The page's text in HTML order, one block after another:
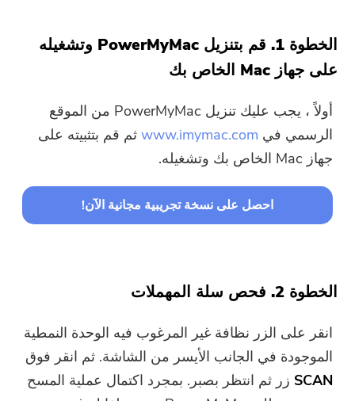
الخطوة 1. قم بتنزيل PowerMyMac وتشغيله
على جهاز Mac الخاص بك
أولاً ، يجب عليك تنزيل PowerMyMac من الموقع
الرسمي في www.imymac.com ثم قم بتثبيته على
جهاز Mac الخاص بك وتشغيله.
احصل على نسخة تجريبية مجانية الآن!
الخطوة 2. فحص سلة المهملات
انقر على الزر نظافة غير المرغوب فيه الوحدة النمطية
الموجودة في الجانب الأيسر من الشاشة. ثم انقر فوق
SCAN زر ثم انتظر بصبر. بمجرد اكتمال عملية المسح
اشترك في أفضل عروضنا وأخبارنا
حول تطبيقات iMyMac.
الحارة موجه
يمكن أن يكون هذا البرنامج فقط لا
إلا على جهاز Mac. يمكنك إدخال
عنوان بريدك الإلكتروني للحصول
على رابط التنزيل ورمز القسيمة.
إذا كنت ترغب في شراء البرنامج ،
الرجاء النقر فوق متجر.
إرسال
شكرا لاشتراكك!